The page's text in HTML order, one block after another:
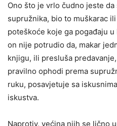
Ono što je vrlo čudno jeste
supružnika, bio to muškarac
poteškoće koje ga pogađaju
on nije potrudio da, makar
knjigu, ili presluša
pravilno ophodi prema
ruku, posavjetuje sa
iskustva.
Naprotiv, većina njih se lično